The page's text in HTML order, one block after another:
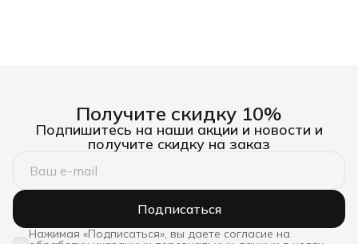
Получите скидку 10%
Подпишитесь на наши акции и новости и
получите скидку на заказ
Подписаться
Нажимая «Подписаться», вы даете согласие на